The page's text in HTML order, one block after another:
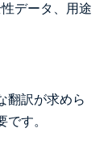
データ、用途
翻訳が求めら
す。